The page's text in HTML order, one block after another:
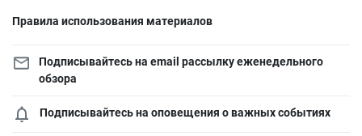
Правила использования материалов
Подписывайтесь на email рассылку еженедельного
обзора
Подписывайтесь на оповещения о важных событиях